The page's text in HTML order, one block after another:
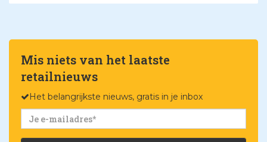
Mis niets van het laatste
retailnieuws
Het belangrijkste nieuws, gratis in je inbox